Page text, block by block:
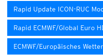
Rapid Update ICON-RUC
Rapid ECMWF/Global Euro
ECMWF/Europäisches